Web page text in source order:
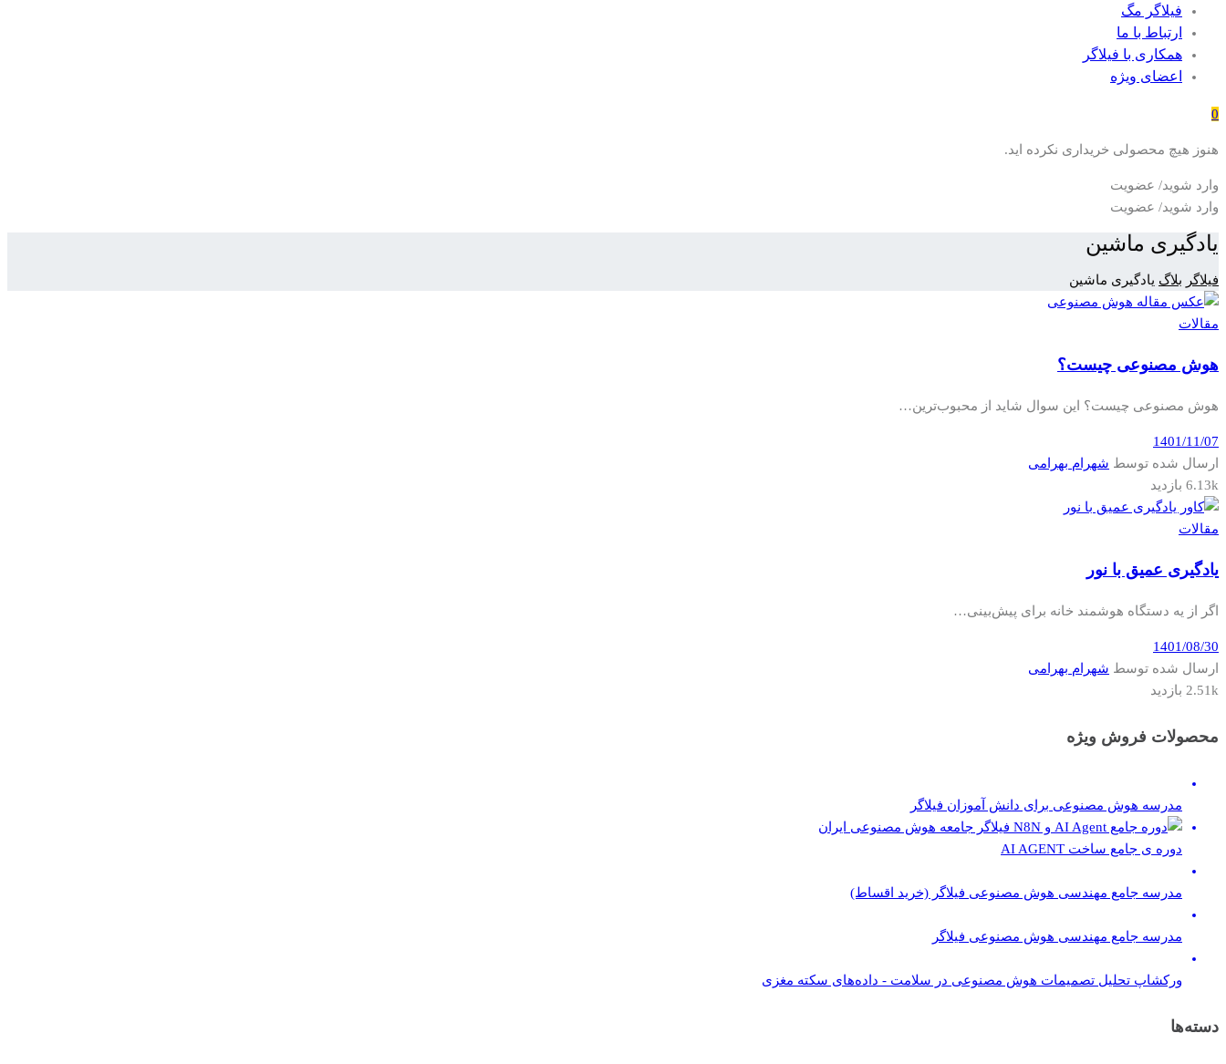
فیلاگر مگ
ارتباط با ما
همکاری با فیلاگر
اعضای ویژه
0
هنوز هیچ محصولی خریداری نکرده اید.
وارد شوید/ عضویت
وارد شوید/ عضویت
یادگیری ماشین
فیلاگر بلاگ یادگیری ماشین
مقالات
هوش مصنوعی چیست؟
هوش مصنوعی چیست؟ این سوال شاید از محبوب‌ترین…
1401/11/07
ارسال شده توسط شهرام بهرامی
6.13k بازدید
مقالات
یادگیری عمیق با نور
اگر از یه دستگاه هوشمند خانه برای پیش‌بینی…
1401/08/30
ارسال شده توسط شهرام بهرامی
2.51k بازدید
محصولات فروش ویژه
مدرسه هوش مصنوعی برای دانش آموزان فیلاگر
دوره ی جامع ساخت AI AGENT
مدرسه جامع مهندسی هوش مصنوعی فیلاگر (خرید اقساط)
مدرسه جامع مهندسی هوش مصنوعی فیلاگر
ورکشاپ تحلیل تصمیمات هوش مصنوعی در سلامت - داده‌های سکته مغزی
دسته‌ها